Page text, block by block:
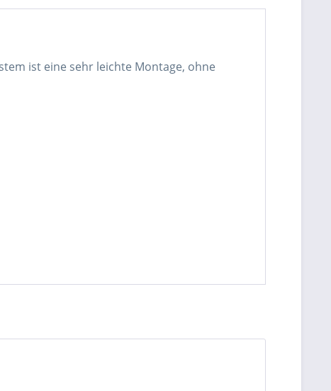
ist eine sehr leichte Montage, ohne